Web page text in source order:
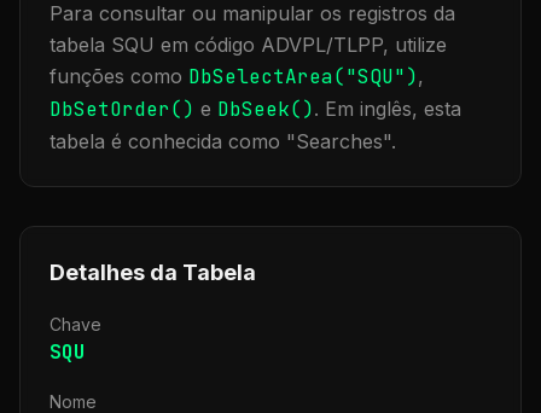
Para consultar ou manipular os registros da
tabela SQU em código ADVPL/TLPP, utilize
funções como DbSelectArea("SQU"),
DbSetOrder() e DbSeek(). Em inglês, esta
tabela é conhecida como "Searches".
Detalhes da Tabela
Chave
SQU
Nome